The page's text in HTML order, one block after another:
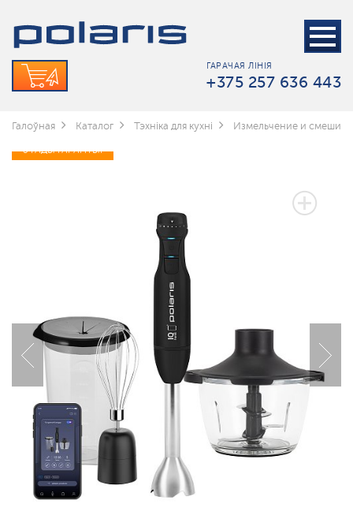
ГАРАЧАЯ ЛІНІЯ
+375 257 636 443
Галоўная Каталог Тэхніка для кухні Измельчение и
3 ГАДЫ ГАРАНТЫІ